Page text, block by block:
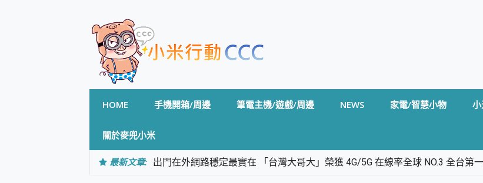
HOME 手機開箱/周邊 筆電主機/遊戲/周邊 NEWS 家電/智慧小物
關於麥兜小米
最新文章: 出門在外網路穩定最實在 「台灣大哥大」榮獲 4G/5G 在線率全球 NO.3 全台第